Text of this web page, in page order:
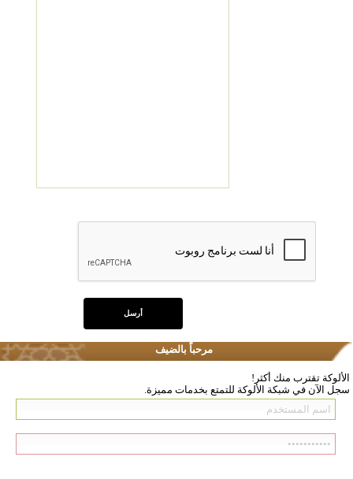
مرحباً بالضيف
الألوكة تقترب منك أكثر!
سجل الآن في شبكة الألوكة للتمتع بخدمات مميزة.